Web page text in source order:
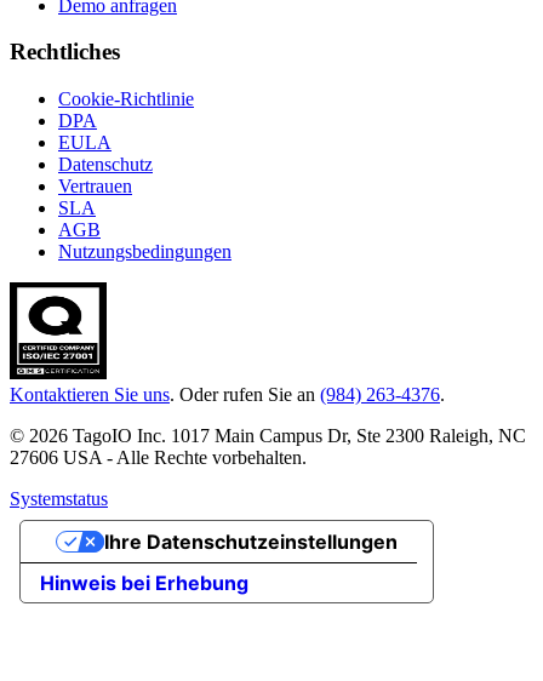
Demo anfragen
Rechtliches
Cookie-Richtlinie
DPA
EULA
Datenschutz
Vertrauen
SLA
AGB
Nutzungsbedingungen
Kontaktieren Sie uns. Oder rufen Sie an (984) 263-4376.
© 2026 TagoIO Inc. 1017 Main Campus Dr, Ste 2300 Raleigh, NC
27606 USA - Alle Rechte vorbehalten.
Systemstatus
Hinweis bei Erhebung
Ihre Datenschutzeinstellungen